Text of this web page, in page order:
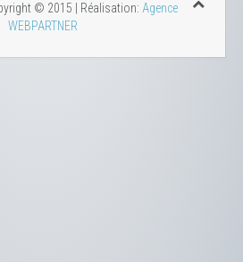
© 2015 | Réalisation: Agence
WEBPARTNER